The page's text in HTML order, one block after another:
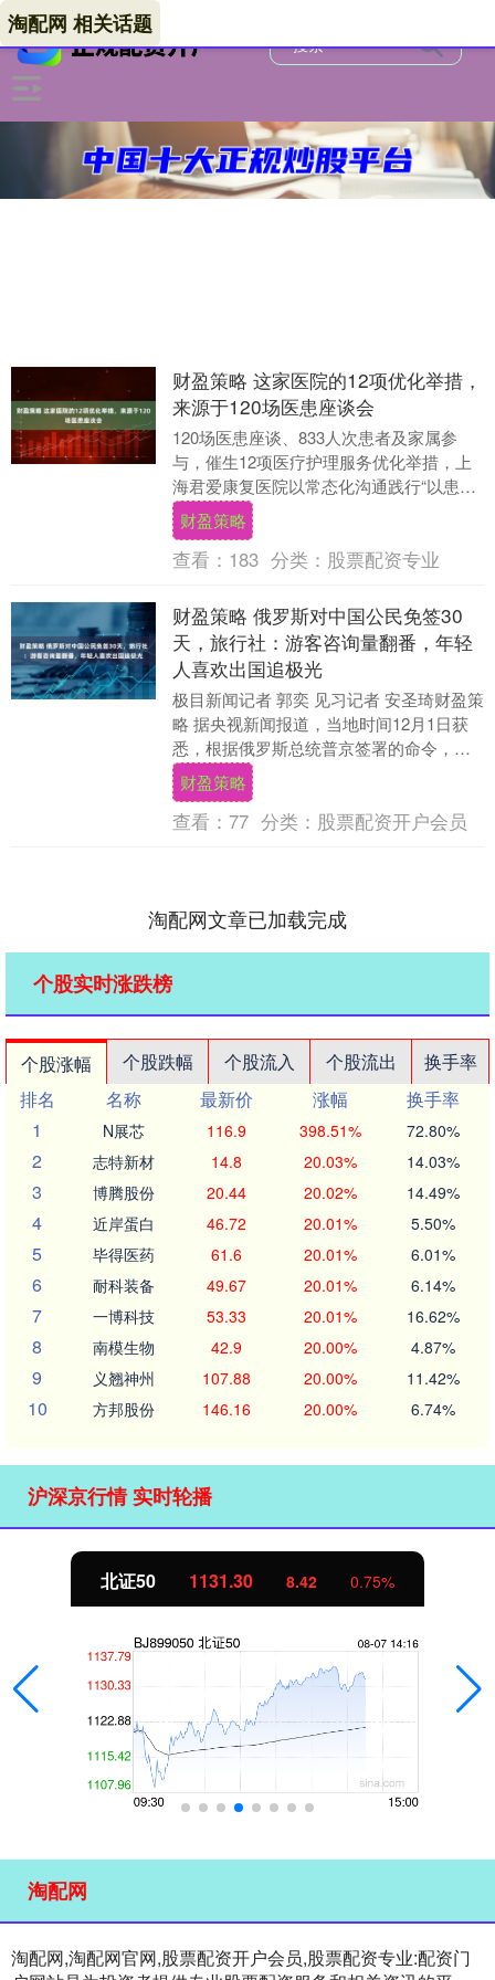
淘配网 相关话题
财盈策略 这家医院的12项优化举措，
来源于120场医患座谈会
120场医患座谈、833人次患者及家属参
与，催生12项医疗护理服务优化举措，上
海君爱康复医院以常态化沟通践行“以患者
为中心”服务理念。3月19日下午，该院第
12....
财盈策略
查看： 183 分类： 股票配资专业
财盈策略 俄罗斯对中国公民免签30
天，旅行社：游客咨询量翻番，年轻
人喜欢出国追极光
极目新闻记者 郭奕 见习记者 安圣琦财盈策
略 据央视新闻报道，当地时间12月1日获
悉，根据俄罗斯总统普京签署的命令，自
即日起至2026年9月14日（含）止，中国....
财盈策略
查看： 77 分类： 股票配资开户会员
淘配网文章已加载完成
个股实时涨跌榜
个股涨幅 个股跌幅 个股流入 个股流出
换手率
排名
名称 最新价 涨幅
换手率
1
N展芯 116.9 398.51% 72.80%
2 志特新材 14.8 20.03% 14.03%
3 博腾股份 20.44 20.02% 14.49%
4 近岸蛋白 46.72 20.01% 5.50%
5 毕得医药 61.6 20.01% 6.01%
6 耐科装备 49.67 20.01% 6.14%
7 一博科技 53.33 20.01% 16.62%
8 南模生物 42.9 20.00% 4.87%
9 义翘神州 107.88 20.00% 11.42%
10 方邦股份 146.16 20.00% 6.74%
沪深京行情 实时轮播
北证50 1131.30 8.42 0.75%
淘配网
淘配网,淘配网官网,股票配资开户会员,股票配资专业:配资门